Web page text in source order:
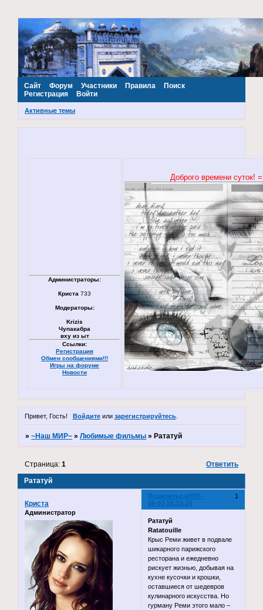
~Наш МИР~
Сайт Форум Участники Правила
Поиск
Регистрация
Войти
Активные темы
Администраторы:
Криста 733
Модераторы:
Krizis
Чупакабра
вху из ыт
Ссылки:
Регистрация
Обмен сообщениями!!!
Игры на форуме
Новости
Доброго времени суток!
Привет, Гость! Войдитеили зарегистрируйтесь.
»~Наш МИР~ »Любимые фильмы » Рататуй
Рататуй
Страница:1 Ответить
Поделиться 1
2007-
06-03 18:23:24
Криста
Администратор
Рататуй
Ratatouille
Крыс Реми живет в подвале
шикарного парижского
ресторана и ежедневно
рискует жизнью, добывая на
кухне кусочки и крошки,
оставшиеся от шедевров
кулинарного искусства. Но
гурману Реми этого мало –